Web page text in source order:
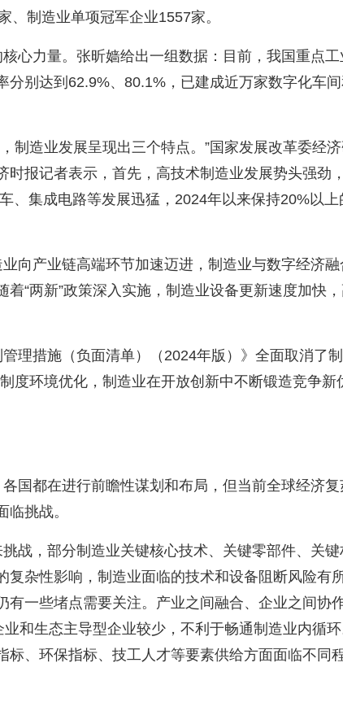
、制造业单项冠军企业1557家。
心力量。张昕嫱给出一组数据：目前，我国重点工
分别达到 62.9%、 80.1% ，已建成近万家数字化车
制造业发展呈现出三个特点。 ”国家发展改革委经
报记者表示，首先，高技术制造业发展势头强劲
、集成电路等发展迅猛， 2024年以来保持20%以上
向产业链高端环节加速迈进，制造业与数字经济融
着“两新”政策深入实施，制造业设备更新速度加快
理措施（负面清单）（ 2024年版）》全面取消了
度环境优化，制造业在开放创新中不断锻造竞争新
国都在进行前瞻性谋划和布局，但当前全球经济复
挑战。
战，部分制造业关键核心技术、关键零部件、关键
杂性影响，制造业面临的技术和设备阻断风险有
一些堵点需要关注。产业之间融合、企业之间协作
业和生态主导型企业较少，不利于畅通制造业内循环
、环保指标、技工人才等要素供给方面面临不同